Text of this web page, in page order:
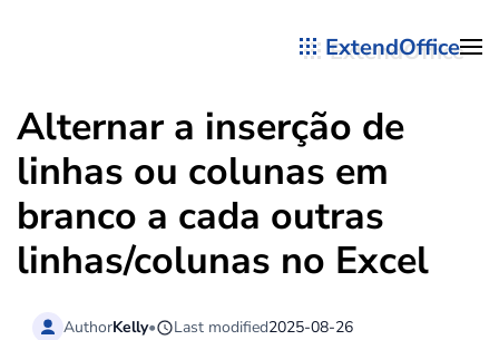
ExtendOffice
Alternar a inserção de
linhas ou colunas em
branco a cada outras
linhas/colunas no Excel
AuthorKelly• Last modified2025-08-26